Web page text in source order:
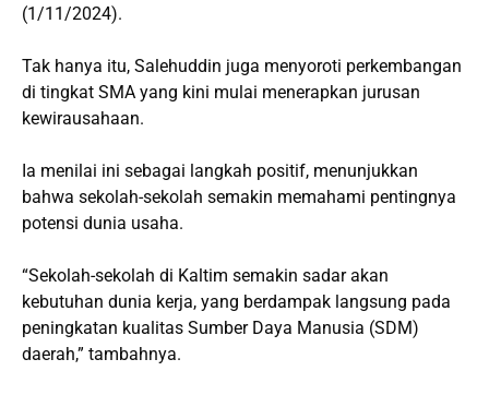
(1/11/2024).
Tak hanya itu, Salehuddin juga menyoroti perkembangan
di tingkat SMA yang kini mulai menerapkan jurusan
kewirausahaan.
Ia menilai ini sebagai langkah positif, menunjukkan
bahwa sekolah-sekolah semakin memahami pentingnya
potensi dunia usaha.
“Sekolah-sekolah di Kaltim semakin sadar akan
kebutuhan dunia kerja, yang berdampak langsung pada
peningkatan kualitas Sumber Daya Manusia (SDM)
daerah,” tambahnya.